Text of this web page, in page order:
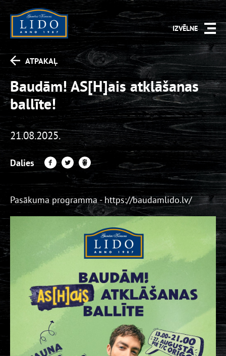
IZVĒLNE
ATPAKAĻ
Baudām! AS[H]ais atklāšanas
ballīte!
21.08.2025.
Dalies
Pasākuma programma -https://baudamlido.lv/